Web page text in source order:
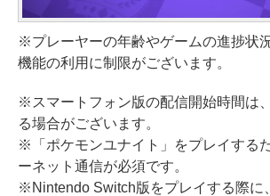
※プレーヤーの年齢やゲームの進捗状
機能の利用に制限がございます。
※スマートフォン版の配信開始時間は
る場合がございます。
※「ポケモンユナイト」をプレイする
ーネット通信が必須です。
※Nintendo Switch版をプレイする際に